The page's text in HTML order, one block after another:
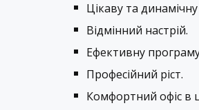
Цікаву та
Відмінний настрій.
Ефективну
Професійний ріст.
Комфортний офіс в